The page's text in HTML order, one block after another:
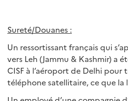
Sureté/Douanes :
Un ressortissant français qui
vers Leh (Jammu & Kashmir) a
CISF à l’aéroport de Delhi pour
téléphone satellitaire, ce que